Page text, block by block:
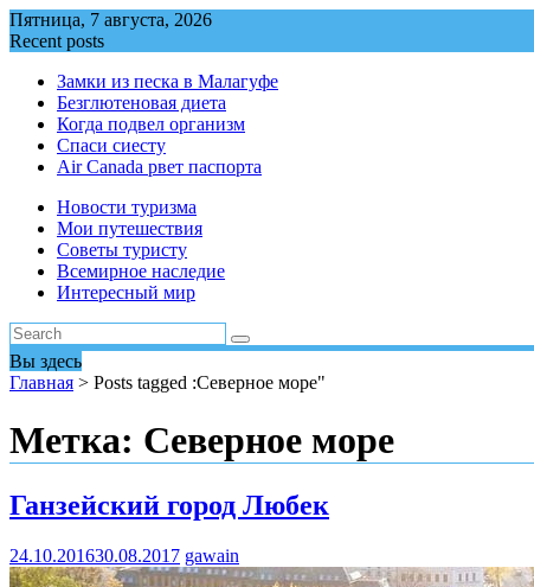
Перейти
к
Пятница, 7 августа, 2026
Recent posts
Замки из песка в Малагуфе
Безглютеновая диета
Когда подвел организм
Спаси сиесту
Air Canada рвет паспорта
Новости туризма
Мои путешествия
Советы туристу
Всемирное наследие
Интересный мир
Вы здесь
Главная > Posts tagged :Северное море"
Метка: Северное море
Ганзейский город Любек
24.10.201630.08.2017 gawain